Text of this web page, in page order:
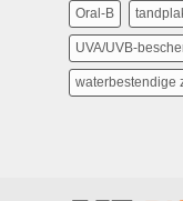
Oral-B
UVA/UVB-
waterbestendige